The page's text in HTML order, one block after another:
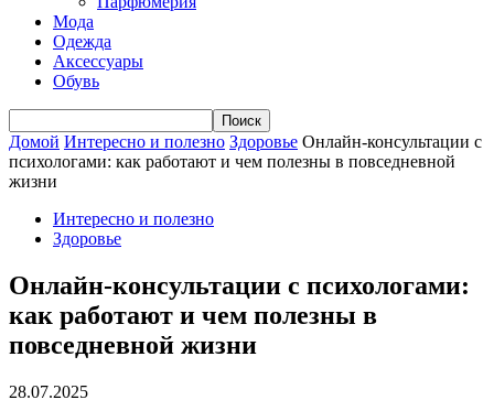
Мода
Одежда
Аксессуары
Обувь
Домой Интересно и полезно Здоровье Онлайн-консультации с
психологами: как работают и чем полезны в повседневной
жизни
Интересно и полезно
Здоровье
Онлайн-консультации с психологами:
как работают и чем полезны в
повседневной жизни
28.07.2025